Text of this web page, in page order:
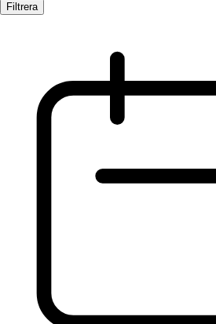
Filtrera